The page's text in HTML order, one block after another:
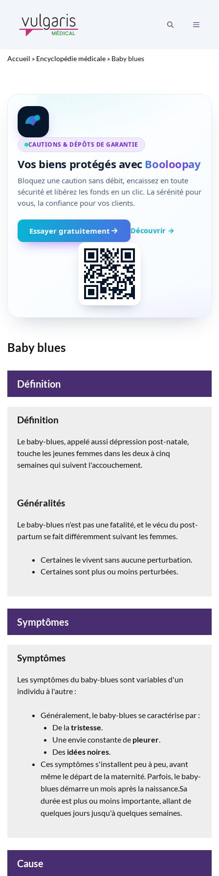
contenu
MENU
Accueil » Encyclopédie médicale » Baby blues
CAUTIONS & DÉPÔTS DE GARANTIE
Vos biens protégés avec Booloopay
Bloquez une caution sans débit, encaissez en toute
sécurité et libérez les fonds en un clic. La sérénité pour
vous, la confiance pour vos clients.
Essayer gratuitement Découvrir →
Baby blues
Définition
Définition
Le baby-blues, appelé aussi dépression post-natale,
touche les jeunes femmes dans les deux à cinq
semaines qui suivent l'accouchement.
Généralités
Le baby-blues n'est pas une fatalité, et le vécu du post-
partum se fait différemment suivant les femmes.
Certaines le vivent sans aucune perturbation.
Certaines sont plus ou moins perturbées.
Symptômes
Symptômes
Les symptômes du baby-blues sont variables d'un
individu à l'autre :
Généralement, le baby-bluesse caractérise par :
De latristesse.
Une envie constante de pleurer.
Des idées noires.
Ces symptômes s'installent peu à peu, avant
même le départ de la maternité. Parfois, le baby-
bluesdémarre un mois après la naissance.Sa
durée est plus ou moins importante, allant de
quelques jours jusqu'à quelques semaines.
Cause